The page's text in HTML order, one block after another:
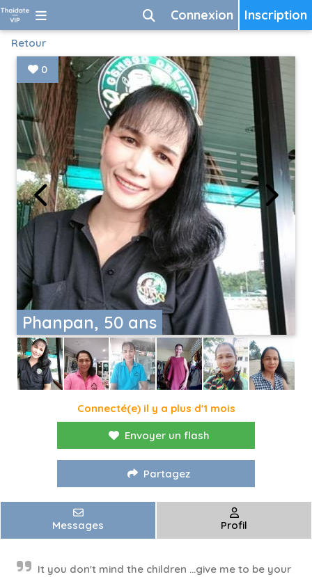
Inscription
Connexion
Retour
Phanpan, 50 ans
0
Connecté(e) il y a plus d'1 mois
Envoyer un flash
Partagez
Messages Profil
It you don't mind the children ...give me to be your